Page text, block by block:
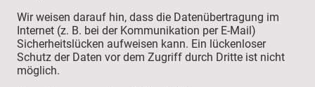
Wir weisen darauf hin, dass die Datenübertragung im
Internet (z. B. bei der Kommunikation per E-Mail)
Sicherheitslücken aufweisen kann. Ein lückenloser
Schutz der Daten vor dem Zugriff durch Dritte ist nicht
möglich.